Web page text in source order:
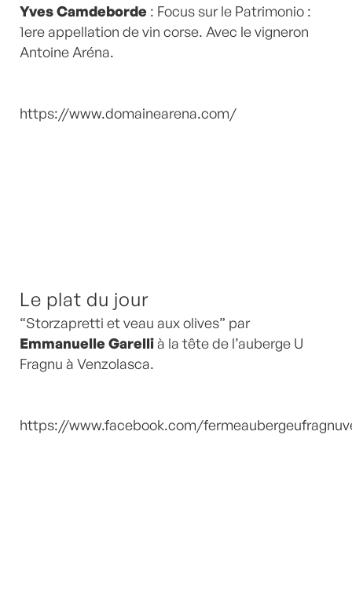
Yves Camdeborde : Focus sur le Patrimonio :
1ere appellation de vin corse. Avec le vigneron
Antoine Aréna.
https://www.domainearena.com/
Le plat du jour
“Storzapretti et veau aux olives” par
Emmanuelle Garellià la tête de l’auberge U
Fragnu à Venzolasca.
https://www.facebook.com/